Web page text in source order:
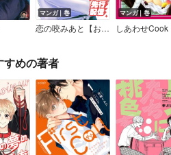
マンガ｜巻
恋の咬みあと【おまけ付き】
マンガ｜巻
しあわせCook
すめの著者